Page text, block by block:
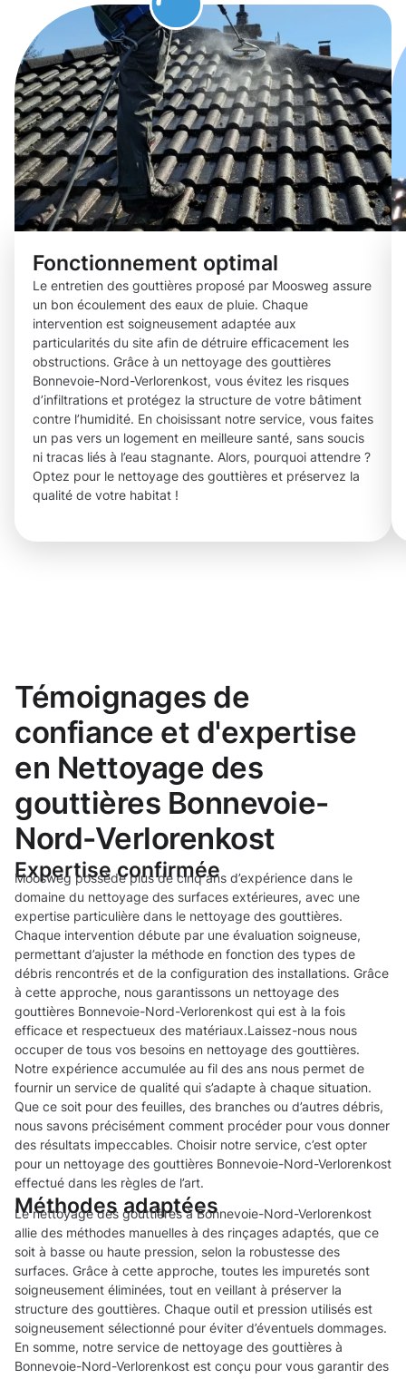
Fonctionnement optimal
Le entretien des gouttières proposé par Moosweg assure
un bon écoulement des eaux de pluie. Chaque
intervention est soigneusement adaptée aux
particularités du site afin de détruire efficacement les
obstructions. Grâce à un nettoyage des gouttières
Bonnevoie-Nord-Verlorenkost, vous évitez les risques
d’infiltrations et protégez la structure de votre bâtiment
contre l’humidité. En choisissant notre service, vous faites
un pas vers un logement en meilleure santé, sans soucis
ni tracas liés à l’eau stagnante. Alors, pourquoi attendre ?
Optez pour le nettoyage des gouttières et préservez la
qualité de votre habitat !
Témoignages de
confiance et d'expertise
en Nettoyage des
gouttières Bonnevoie-
Nord-Verlorenkost
Expertise confirmée
Moosweg possède plus de cinq ans d’expérience dans le
domaine du nettoyage des surfaces extérieures, avec une
expertise particulière dans le nettoyage des gouttières.
Chaque intervention débute par une évaluation soigneuse,
permettant d’ajuster la méthode en fonction des types de
débris rencontrés et de la configuration des installations. Grâce
à cette approche, nous garantissons un nettoyage des
gouttières Bonnevoie-Nord-Verlorenkost qui est à la fois
efficace et respectueux des matériaux.Laissez-nous nous
occuper de tous vos besoins en nettoyage des gouttières.
Notre expérience accumulée au fil des ans nous permet de
fournir un service de qualité qui s’adapte à chaque situation.
Que ce soit pour des feuilles, des branches ou d’autres débris,
nous savons précisément comment procéder pour vous donner
des résultats impeccables. Choisir notre service, c’est opter
pour un nettoyage des gouttières Bonnevoie-Nord-Verlorenkost
effectué dans les règles de l’art.
Méthodes adaptées
Le nettoyage des gouttières à Bonnevoie-Nord-Verlorenkost
allie des méthodes manuelles à des rinçages adaptés, que ce
soit à basse ou haute pression, selon la robustesse des
surfaces. Grâce à cette approche, toutes les impuretés sont
soigneusement éliminées, tout en veillant à préserver la
structure des gouttières. Chaque outil et pression utilisés est
soigneusement sélectionné pour éviter d’éventuels dommages.
En somme, notre service de nettoyage des gouttières à
Bonnevoie-Nord-Verlorenkost est conçu pour vous garantir des